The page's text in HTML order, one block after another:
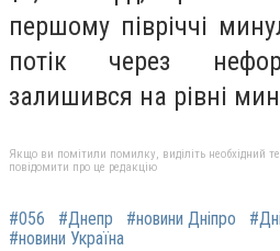
першому півріччі
потік через
залишився на рівні
Якщо ви помітили помилку, виділіть необхідний
повідомити про це редакцію
#056 #Днепр #новини Дніпро
#новини Україна